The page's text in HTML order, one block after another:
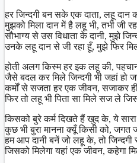
हर जिन्दगी बन सके एक दाता, लहू दान
मुझको मिला दान में है लहू भी, तभी जी
सौभाग्य से उस विधाता के दानी, मुझे
उनके लहू दान से जी रहा हूँ, मुझे फिर
होती अलग किस्म हर इक लहू की,
जैसे बदल कर मिले जिन्दगी भी जहां हो
कर्मों से सजता हर एक जीवन, सजाकर
फिर तो लहू भी पिता सा मिले सज ले
किसको बुरे कर्म दिखते हैं खुद के, ये सारा
कुछ भी बुरा मानना क्यूँ किसी को, जगत
हम आप दानी बनें जो लहू के, तो
जिसको मिलेगा यहां एक जीवन, कहेगा